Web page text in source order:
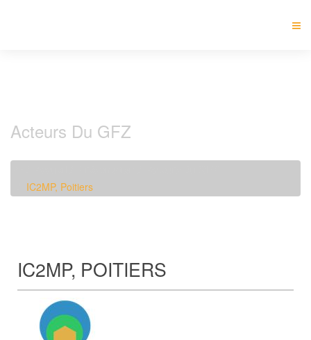
Acteurs Du GFZ
IC2MP, Poitiers
IC2MP, POITIERS